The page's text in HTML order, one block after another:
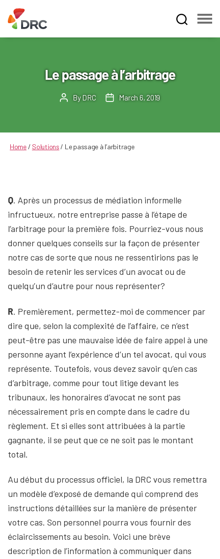
Dispute
Resolution
Le passage à l’arbitrage
PostBy DRC
PostMarch 6, 2019
Home/ Solutions / Le passage à l’arbitrage
Q. Après un processus de médiation informelle
infructueux, notre entreprise passe à l’étape de
l’arbitrage pour la première fois. Pourriez-vous nous
donner quelques conseils sur la façon de présenter
notre cas de sorte que nous ne ressentirions pas le
besoin de retenir les services d’un avocat ou de
quelqu’un d’autre pour nous représenter?
R. Premièrement, permettez-moi de commencer par
dire que, selon la complexité de l’affaire, ce n’est
peut-être pas une mauvaise idée de faire appel à une
personne ayant l’expérience d’un tel avocat, qui vous
représente. Toutefois, vous devez savoir qu’en cas
d’arbitrage, comme pour tout litige devant les
tribunaux, les honoraires d’avocat ne sont pas
nécessairement pris en compte dans le cadre du
règlement. Et si elles sont attribuées à la partie
gagnante, il se peut que ce ne soit pas le montant
total.
Au début du processus officiel, la DRC vous remettra
un modèle d’exposé de demande qui comprend des
instructions détaillées sur la manière de présenter
votre cas. Son personnel pourra vous fournir des
éclaircissements au besoin. Voici une brève
description de l’information à communiquer dans